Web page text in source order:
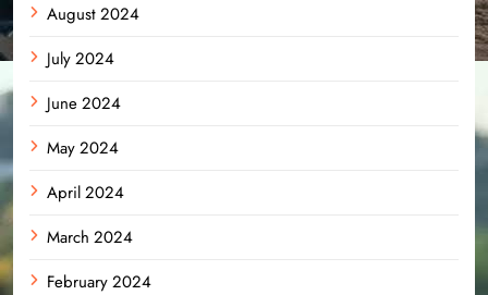
August 2024
July 2024
June 2024
May 2024
April 2024
March 2024
February 2024